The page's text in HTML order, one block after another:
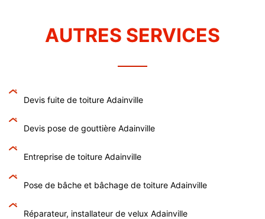
AUTRES SERVICES
Devis fuite de toiture Adainville
Devis pose de gouttière Adainville
Entreprise de toiture Adainville
Pose de bâche et bâchage de toiture Adainville
Réparateur, installateur de velux Adainville